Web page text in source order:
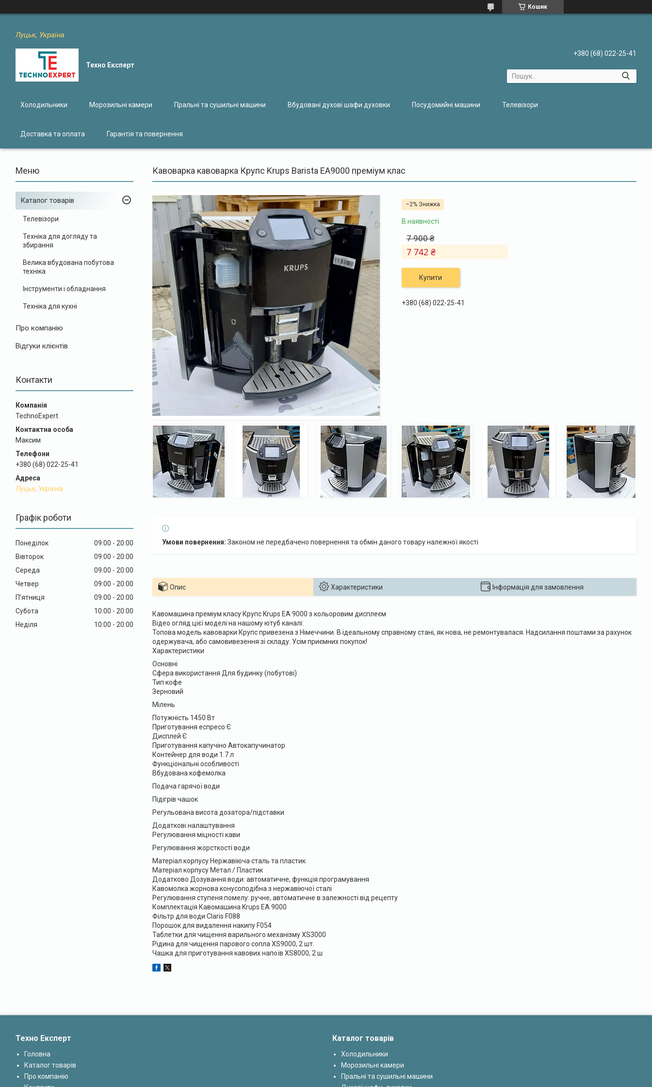
Кошик
Луцьк, Україна
Техно Експерт
+380 (68) 022-25-41
Холодильники Морозильні камери Пральні та сушильні машини Вбудовані духові шафи духовки Посудомийні машини Телевізори
Доставка та оплата Гарантія та повернення
Каталог товарів
Телевізори
Техніка для догляду та
збирання
Велика вбудована побутова
техніка
Інструменти і обладнання
Техніка для кухні
Про компанію
Відгуки клієнтів
Контакти
TechnoExpert
Максим
+380 (68) 022-25-41
Луцьк, Україна
Графік роботи
Понеділок 09:00
20:00
Вівторок
09:00
20:00
Середа
09:00
20:00
Четвер
09:00
20:00
Пʼятниця
09:00
20:00
Субота
10:00
20:00
Неділя
10:00 20:00
Кавоварка кавоварка Крупс Krups Barista EA9000 преміум клас
–2%
В наявності
7 900 ₴
7 742 ₴
Купити
+380 (68) 022-25-41
Законом не передбачено повернення та обмін даного товару належної якості
Опис Характеристики Інформація для замовлення
Кавомашина преміум класу Крупс Krups EA 9000 з кольоровим дисплеєм
Відео огляд цієї моделі на нашому ютуб каналі:
Топова модель кавоварки Крупс привезена з Німеччини. В ідеальному справному стані, як нова, не ремонтувалася. Надсилання поштами за рахунок
одержувача, або самовивезення зі складу. Усім приємних покупок!
Характеристики
Основні
Сфера використання Для будинку (побутові)
Тип кофе
Зерновий
Мілень
Потужність 1450 Вт
Приготування еспресо Є
Дисплей Є
Приготування капучіно Автокапучинатор
Контейнер для води 1.7 л
Функціональні особливості
Вбудована кофемолка
Подача гарячої води
Підігрів чашок
Регульована висота дозатора/підставки
Додаткові налаштування
Регулювання міцності кави
Регулювання жорсткості води
Матеріал корпусу Нержавіюча сталь та пластик
Матеріал корпусу Метал / Пластик
Додатково Дозування води: автоматичне, функція програмування
Кавомолка жорнова конусоподібна з нержавіючої сталі
Регулювання ступеня помелу: ручне, автоматичне в залежності від рецепту
Комплектація Кавомашина Krups EA 9000
Фільтр для води Claris F088
Порошок для видалення накипу F054
Таблетки для чищення варильного механізму XS3000
Рідина для чищення парового сопла XS9000, 2 шт.
Чашка для приготування кавових напоїв XS8000, 2 ш
Техно Експерт
Головна
Каталог товарів
Про компанію
Каталог товарів
Холодильники
Морозильні камери
Пральні та сушильні машини